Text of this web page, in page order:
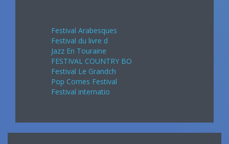
Festival Arabesques
Festival du livre d
Jazz En Touraine
FESTIVAL COUNTRY BO
Festival Le Grandch
Pop Cornes Festival
Festival internatio